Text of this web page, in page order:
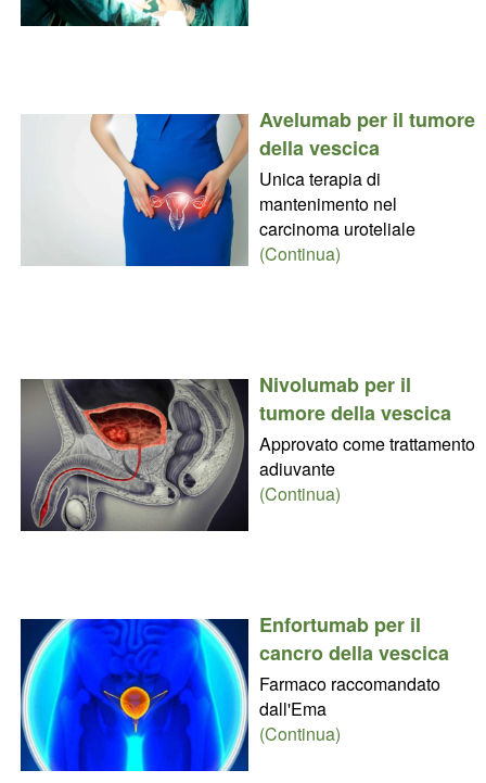
Avelumab per il tumore
della vescica
Unica terapia di
mantenimento nel
carcinoma uroteliale
(Continua)
Nivolumab per il
tumore della vescica
Approvato come trattamento
adiuvante
(Continua)
Enfortumab per il
cancro della vescica
Farmaco raccomandato
dall'Ema
(Continua)